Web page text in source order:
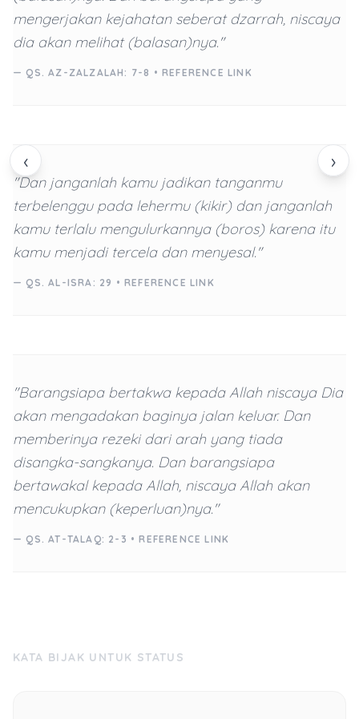
‹ ›
mengerjakan kejahatan seberat dzarrah, niscaya
dia akan melihat (balasan)nya."
— QS. AZ-ZALZALAH: 7-8 • REFERENCE LINK
"Dan janganlah kamu jadikan tanganmu
terbelenggu pada lehermu (kikir) dan janganlah
kamu terlalu mengulurkannya (boros) karena itu
kamu menjadi tercela dan menyesal."
— QS. AL-ISRA: 29 • REFERENCE LINK
"Barangsiapa bertakwa kepada Allah niscaya Dia
akan mengadakan baginya jalan keluar. Dan
memberinya rezeki dari arah yang tiada
disangka-sangkanya. Dan barangsiapa
bertawakal kepada Allah, niscaya Allah akan
mencukupkan (keperluan)nya."
— QS. AT-TALAQ: 2-3 •REFERENCE LINK
KATA BIJAK UNTUK STATUS